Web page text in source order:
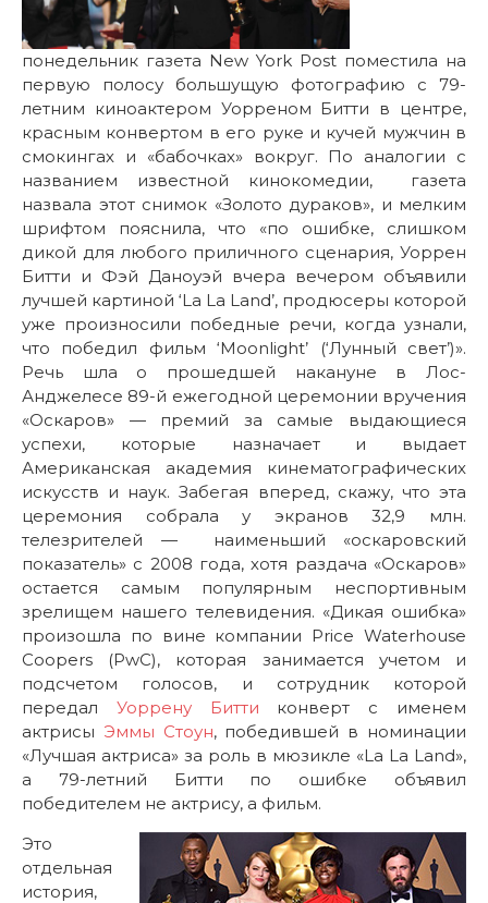
понедельник газета New York Post поместила на
первую полосу большущую фотографию с 79-
летним киноактером Уорреном Битти в центре,
красным конвертом в его руке и кучей мужчин в
смокингах и «бабочках» вокруг. По аналогии с
названием известной кинокомедии, газета
назвала этот снимок «Золото дураков», и мелким
шрифтом пояснила, что «по ошибке, слишком
дикой для любого приличного сценария, Уоррен
Битти и Фэй Даноуэй вчера вечером объявили
лучшей картиной ‘La La Land’, продюсеры которой
уже произносили победные речи, когда узнали,
что победил фильм ‘Moonlight’ (‘Лунный свет’)».
Речь шла о прошедшей накануне в Лос-
Анджелесе 89-й ежегодной церемонии вручения
«Оскаров» — премий за самые выдающиеся
успехи, которые назначает и выдает
Американская академия кинематографических
искусств и наук. Забегая вперед, скажу, что эта
церемония собрала у экранов 32,9 млн.
телезрителей — наименьший «оскаровский
показатель» с 2008 года, хотя раздача «Оскаров»
остается самым популярным неспортивным
зрелищем нашего телевидения. «Дикая ошибка»
произошла по вине компании Price Waterhouse
Coopers (PwC), которая занимается учетом и
подсчетом голосов, и сотрудник которой
передал Уоррену Битти конверт с именем
актрисы Эммы Стоун, победившей в номинации
«Лучшая актриса» за роль в мюзикле «La La Land»,
а 79-летний Битти по ошибке объявил
победителем не актрису, а фильм.
Это
отдельная
история,